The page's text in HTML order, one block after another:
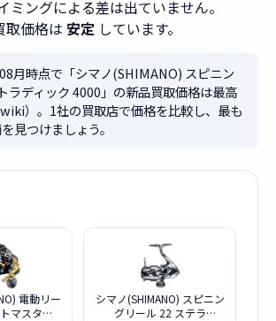
ミングによる差は出ていません。
取価格は 安定 しています。
月時点で「シマノ(SHIMANO) スピニン
ラディック 4000」の新品買取価格は最高
）。1社の買取店で価格を比較し、最も
見つけましょう。
電動リー
マスター
シマノ(SHIMANO) スピニン
グリール 22 ステラ